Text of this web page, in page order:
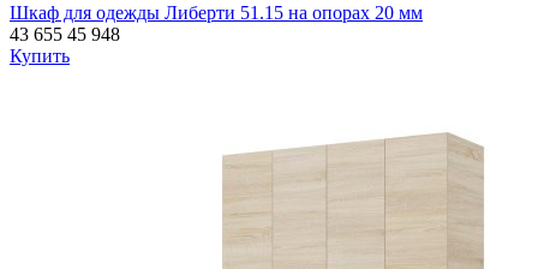
Шкаф для одежды Либерти 51.15 на опорах 20 мм
43 655 45 948
Купить